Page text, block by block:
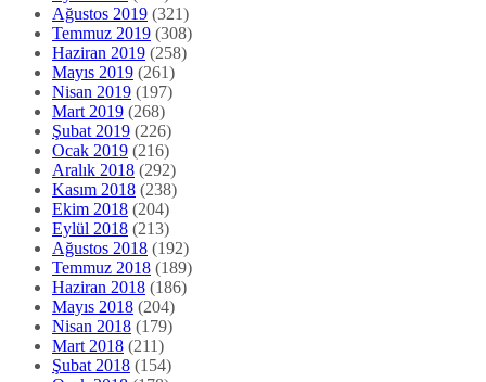
Ağustos 2019 (321)
Temmuz 2019 (308)
Haziran 2019 (258)
Mayıs 2019 (261)
Nisan 2019 (197)
Mart 2019 (268)
Şubat 2019 (226)
Ocak 2019 (216)
Aralık 2018 (292)
Kasım 2018 (238)
Ekim 2018 (204)
Eylül 2018 (213)
Ağustos 2018 (192)
Temmuz 2018 (189)
Haziran 2018 (186)
Mayıs 2018 (204)
Nisan 2018 (179)
Mart 2018 (211)
Şubat 2018 (154)